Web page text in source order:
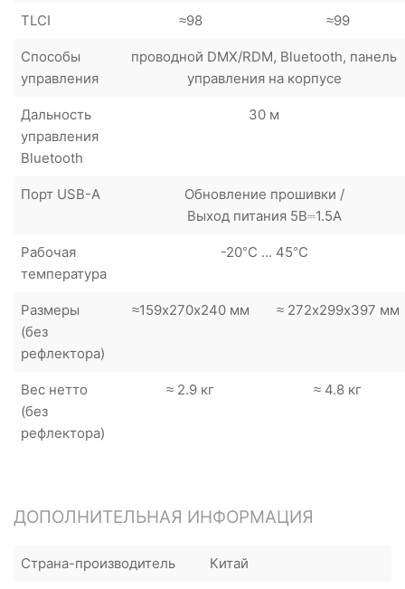
TLCI ≈98 ≈99
Способы
управления
проводной DMX/RDM, Bluetooth, панель
управления на корпусе
Дальность
управления
Bluetooth
30 м
Порт USB-A
Обновление прошивки /
Выход питания 5В⎓1.5А
Рабочая
температура
-20°C ... 45°C
Размеры
(без
рефлектора)
≈159х270х240 мм ≈ 272х299х397 мм
Вес нетто
(без
рефлектора)
≈ 2.9 кг ≈ 4.8 кг
ДОПОЛНИТЕЛЬНАЯ ИНФОРМАЦИЯ
Страна-производитель Китай